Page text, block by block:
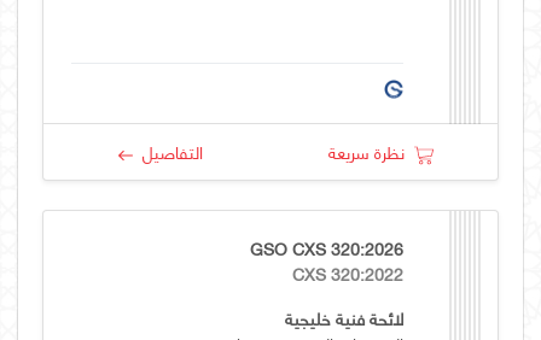
نظرة سريعة التفاصيل
GSO CXS 320:2026
CXS 320:2022
لائحة فنية خليجية